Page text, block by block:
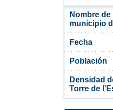
Nombre
municipio
Fecha
Población
Densidad
Torre de